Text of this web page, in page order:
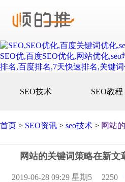
SEO技术 SEO教程
首页 > SEO资讯 > seo技术 > 网站
网站的关键词策略‍‍在新
2019-06-28 09:29 星期5 2250